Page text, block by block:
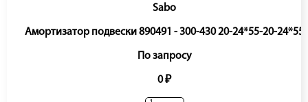
Sabo
Амортизатор подвески 890491 - 300-430 20-24*55-20-24*55
По запросу
0 ₽